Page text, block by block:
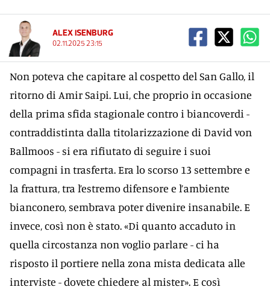
ALEX ISENBURG
02.11.2025 23:15
Non poteva che capitare al cospetto del San Gallo, il
ritorno di Amir Saipi. Lui, che proprio in occasione
della prima sfida stagionale contro i biancoverdi -
contraddistinta dalla titolarizzazione di David von
Ballmoos - si era rifiutato di seguire i suoi
compagni in trasferta. Era lo scorso 13 settembre e
la frattura, tra l’estremo difensore e l’ambiente
bianconero, sembrava poter divenire insanabile. E
invece, così non è stato. «Di quanto accaduto in
quella circostanza non voglio parlare - ci ha
risposto il portiere nella zona mista dedicata alle
interviste - dovete chiedere al mister». E così